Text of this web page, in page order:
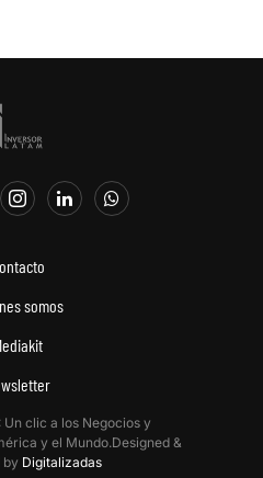
somos
Un clic a los Negocios y
y el Mundo.Designed &
by Digitalizadas